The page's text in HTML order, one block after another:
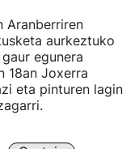
Aranberriren
aurkeztuko
egunera
18an Joxerra
eta pinturen lagin